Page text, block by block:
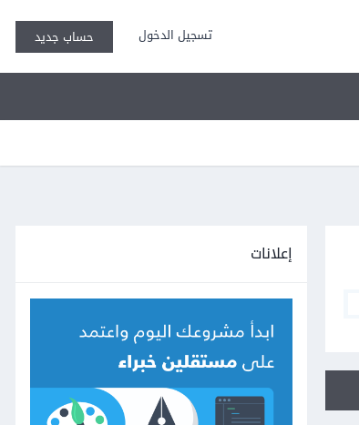
تسجيل الدخول حساب جديد
إعلانات